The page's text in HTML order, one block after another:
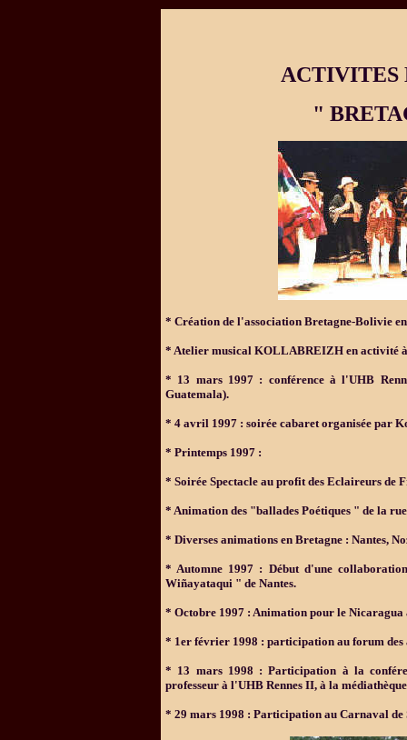
ACTIVITES
"
* Création de l'association Bretagne-Bolivie
* Atelier musical KOLLABREIZH en activité
* 13 mars 1997 : conférence à l'UHB
Guatemala).
* 4 avril 1997 : soirée cabaret organisée par
* Printemps 1997 :
* Soirée Spectacle au profit des Eclaireurs de
* Animation des "ballades Poétiques " de la rue
* Diverses animations en Bretagne : Nantes,
* Automne 1997 : Début d'une
Wiñayataqui " de Nantes.
* Octobre 1997 : Animation pour le Nicaragua
* 1er février 1998 : participation au forum des
* 13 mars 1998 : Participation à la
professeur à l'UHB Rennes II, à la
* 29 mars 1998 : Participation au Carnaval de